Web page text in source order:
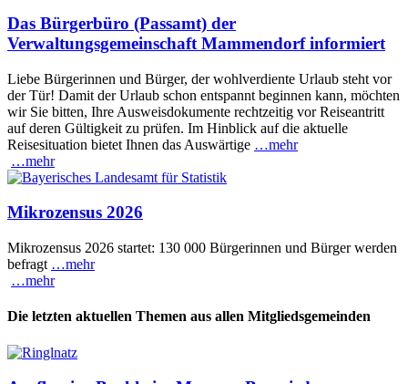
Das Bürgerbüro (Passamt) der
Verwaltungsgemeinschaft Mammendorf informiert
Liebe Bürgerinnen und Bürger, der wohlverdiente Urlaub steht vor
der Tür! Damit der Urlaub schon entspannt beginnen kann, möchten
wir Sie bitten, Ihre Ausweisdokumente rechtzeitig vor Reiseantritt
auf deren Gültigkeit zu prüfen. Im Hinblick auf die aktuelle
Reisesituation bietet Ihnen das Auswärtige …mehr
…mehr
Mikrozensus 2026
Mikrozensus 2026 startet: 130 000 Bürgerinnen und Bürger werden
befragt …mehr
…mehr
Die letzten aktuellen Themen aus allen Mitgliedsgemeinden